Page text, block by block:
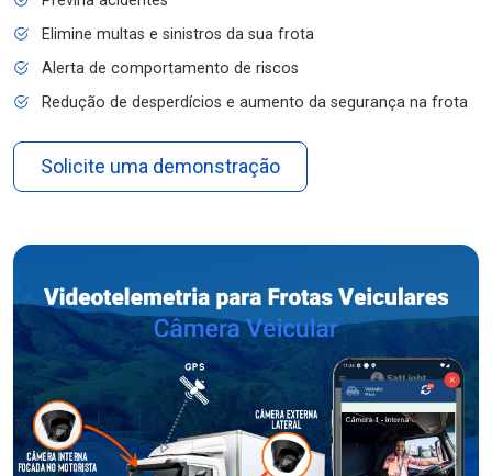
Elimine multas e sinistros da sua frota
Alerta de comportamento de riscos
Redução de desperdícios e aumento da segurança na frota
Solicite uma demonstração